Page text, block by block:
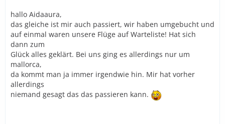
hallo Aidaaura,
das gleiche ist mir auch passiert, wir haben umgebucht und
auf einmal waren unsere Flüge auf Warteliste! Hat sich
dann zum
Glück alles geklärt. Bei uns ging es allerdings nur um
mallorca,
da kommt man ja immer irgendwie hin. Mir hat vorher
allerdings
niemand gesagt das das passieren kann.